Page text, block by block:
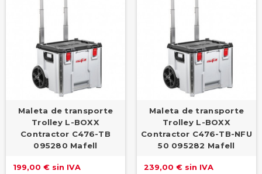
Maleta de transporte
Trolley L-BOXX
Contractor C476-TB
095280 Mafell
199,00 € sin IVA
Maleta de transporte
Trolley L-BOXX
Contractor C476-TB-NFU
50 095282 Mafell
239,00 € sin IVA